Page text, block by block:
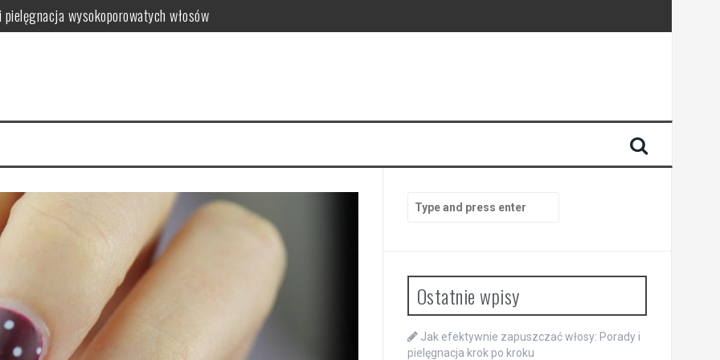
wysokoporowatych włosów
dla skóry
farbowaniu?
pielęgnacja krok po kroku
for:
Ostatnie wpisy
Jak efektywnie zapuszczać włosy: Porady i
pielęgnacja krok po kroku